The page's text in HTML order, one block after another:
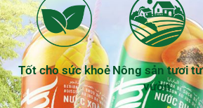
Tốt cho sức khoẻ Nông sản tươi từ
vườn